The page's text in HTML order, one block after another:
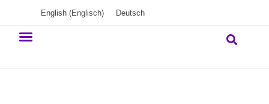
English (Englisch) Deutsch